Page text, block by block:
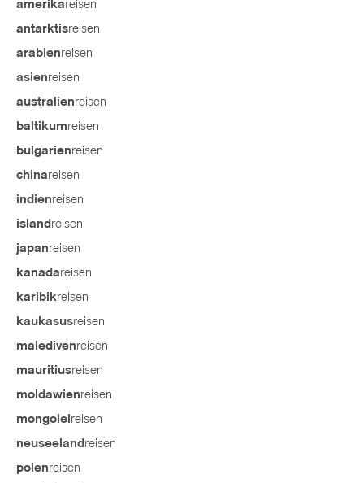
amerikareisen
antarktisreisen
arabienreisen
asienreisen
australienreisen
baltikumreisen
bulgarienreisen
chinareisen
indienreisen
island reisen
japanreisen
kanadareisen
karibikreisen
kaukasusreisen
maledivenreisen
mauritiusreisen
moldawienreisen
mongoleireisen
neuseeland reisen
polenreisen